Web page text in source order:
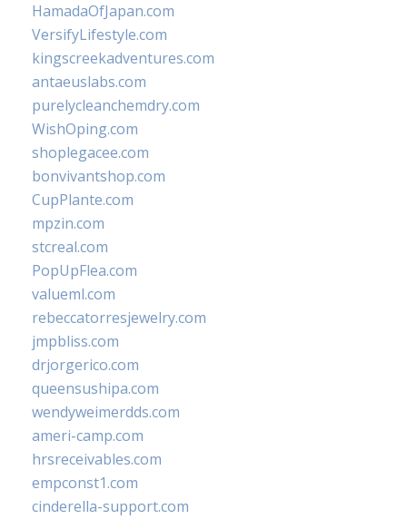
HamadaOfJapan.com
VersifyLifestyle.com
kingscreekadventures.com
antaeuslabs.com
purelycleanchemdry.com
WishOping.com
shoplegacee.com
bonvivantshop.com
CupPlante.com
mpzin.com
stcreal.com
PopUpFlea.com
valueml.com
rebeccatorresjewelry.com
jmpbliss.com
drjorgerico.com
queensushipa.com
wendyweimerdds.com
ameri-camp.com
hrsreceivables.com
empconst1.com
cinderella-support.com